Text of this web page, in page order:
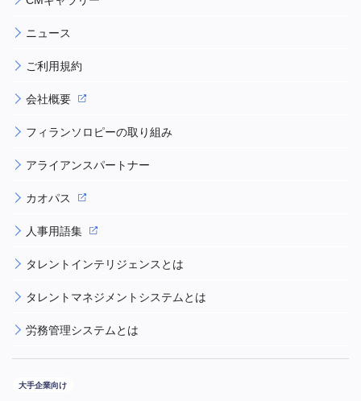
ニュース
ご利用規約
会社概要
フィランソロピーの取り組み
アライアンスパートナー
カオパス
人事用語集
タレントインテリジェンスとは
タレントマネジメントシステムとは
労務管理システムとは